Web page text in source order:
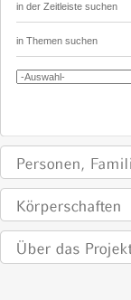
in der Zeitleiste suchen
in Themen suchen